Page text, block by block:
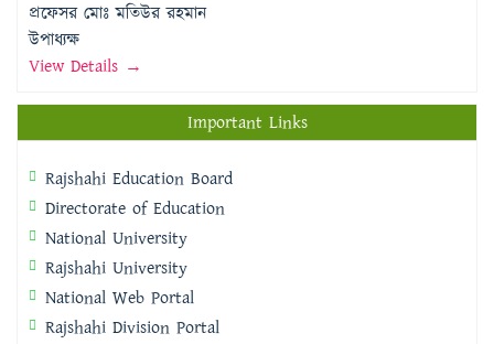
প্রফেসর মোঃ মতিউর রহমান
উপাধ্যক্ষ
View Details →
Important Links
Rajshahi Education Board
Directorate of Education
National University
Rajshahi University
National Web Portal
Rajshahi Division Portal